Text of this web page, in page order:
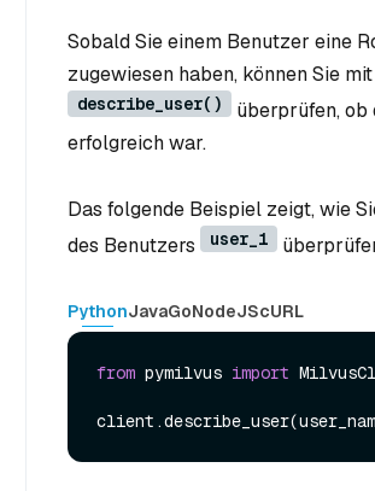
Sobald Sie einem Benutzer eine
zugewiesen haben, können Sie
describe_user()
überprüfen, ob
erfolgreich war.
Das folgende Beispiel zeigt, wie
des Benutzers
user_1
PythonJavaGoNodeJScURL
from pymilvus import